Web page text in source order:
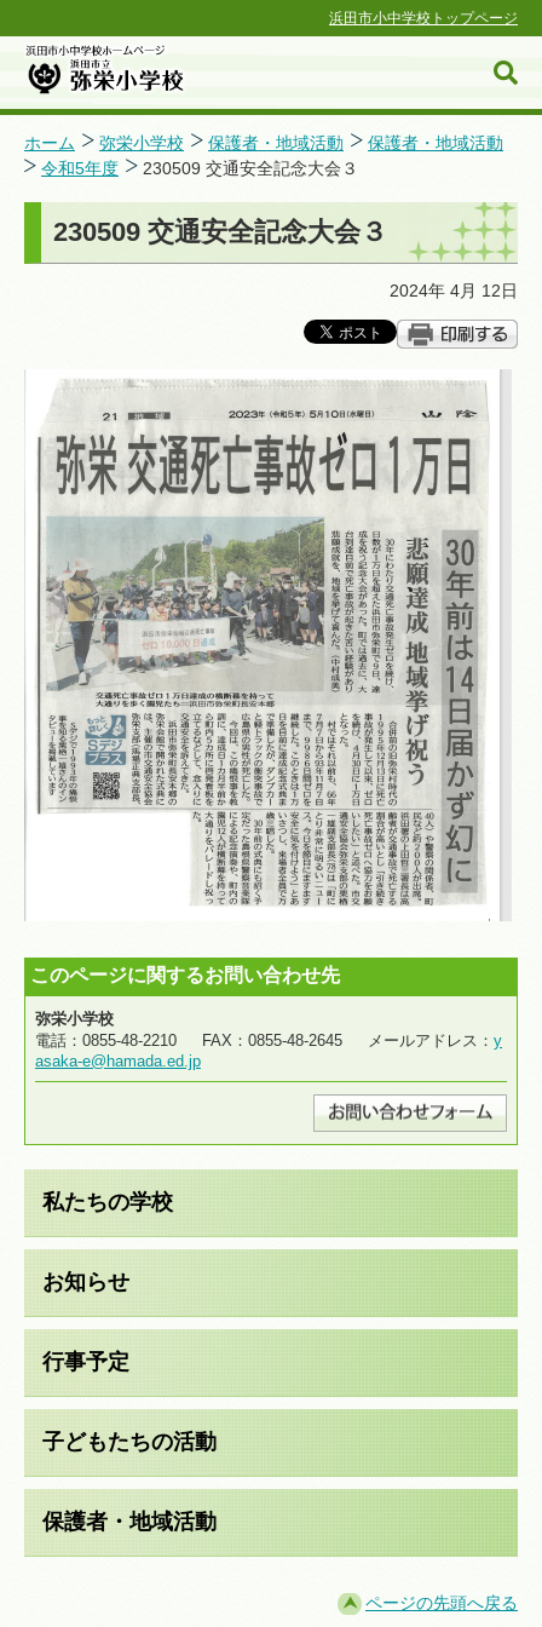
浜田市小中学校トップページ
浜田市小中学校ホームページ
ホーム 弥栄小学校 保護者・地域活動
保護者・地域活動
令和5年度
230509 交通安全記念大会３
230509 交通安全記念大会３
2024年 4月 12日
このページに関するお問い合わせ先
弥栄小学校
電話：0855-48-2210 FAX：0855-48-2645 メールアドレス： y
asaka-e@hamada.ed.jp
私たちの学校
お知らせ
行事予定
子どもたちの活動
保護者・地域活動
ページの先頭へ戻る